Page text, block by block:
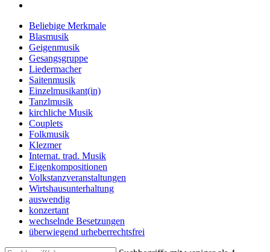
Beliebige Merkmale
Blasmusik
Geigenmusik
Gesangsgruppe
Liedermacher
Saitenmusik
Einzelmusikant(in)
Tanzlmusik
kirchliche Musik
Couplets
Folkmusik
Klezmer
Internat. trad. Musik
Eigenkompositionen
Volkstanzveranstaltungen
Wirtshausunterhaltung
auswendig
konzertant
wechselnde Besetzungen
überwiegend urheberrechtsfrei